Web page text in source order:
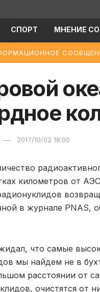
СПОРТ МНЕНИЕ
2017/10/02 18:00
километров от
в журнале PNAS,
что самые
мы найдем не в
расстоянии от
очистятся от